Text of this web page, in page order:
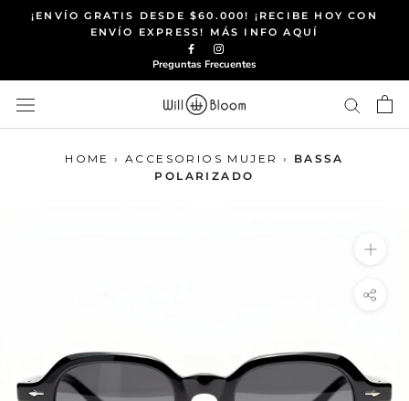
Saltar¡ENVÍO GRATIS DESDE $60.000! ¡RECIBE HOY CON
ENVÍO EXPRESS! MÁS INFO AQUÍ
Preguntas Frecuentes
HOME › ACCESORIOS MUJER ›
BASSA
POLARIZADO